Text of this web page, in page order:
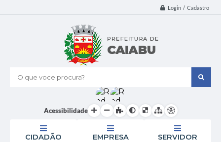
Login / Cadastro
O que voce procura?
Acessibilidade
CIDADÃO EMPRESA SERVIDOR